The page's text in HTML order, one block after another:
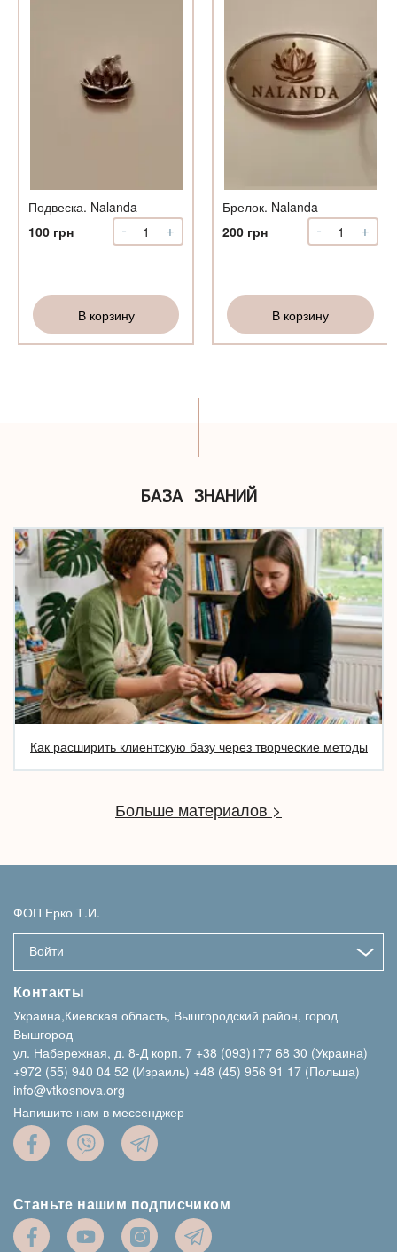
Подвеска. Nalanda
100 грн -
Количество
Подвеска.
+
В корзину
Брелок. Nalanda
200 грн -
Количество
Брелок.
+
В корзину
БАЗА ЗНАНИЙ
Как расширить клиентскую базу через творческие методы
Больше материалов >
ФОП Ерко Т.И.
Войти
Контакты
Украина,Киевская область, Вышгородский район, город
Вышгород
ул. Набережная, д. 8-Д корп. 7 +38 (093)177 68 30 (Украина)
+972 (55) 940 04 52 (Израиль) +48 (45) 956 91 17 (Польша)
info@vtkosnova.org
Напишите нам в мессенджер
Станьте нашим подписчиком